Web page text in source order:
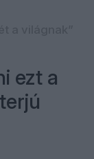
ezt a